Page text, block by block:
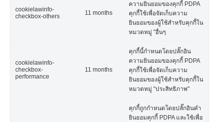
cookielawinfo-
checkbox-others
11 months
ความยินยอมของคุกกี้ PDPA
คุกกี้ใช้เพื่อจัดเก็บความ
ยินยอมของผู้ใช้สำหรับคุกกี้ใน
หมวดหมู่ "อื่นๆ
cookielawinfo-
checkbox-
performance
11 months
คุกกี้นี้กำหนดโดยปลั๊กอิน
ความยินยอมของคุกกี้ PDPA
คุกกี้ใช้เพื่อจัดเก็บความ
ยินยอมของผู้ใช้สำหรับคุกกี้ใน
หมวดหมู่ "ประสิทธิภาพ"
คุกกี้ถูกกำหนดโดยปลั๊กอินคำ
ยินยอมคุกกี้ PDPA และใช้เพื่อ